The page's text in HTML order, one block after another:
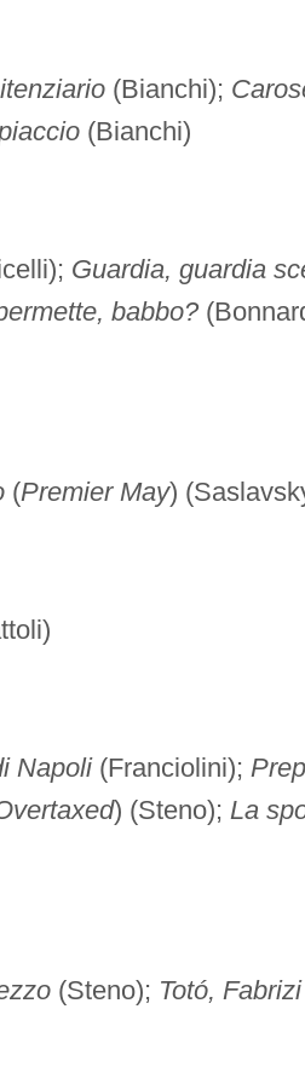
(Bianchi);
(Bianchi)
Guardia, guardia
babbo?
(Premier May)
Napoli(Franciolini);
) (Steno); La
(Steno); Totó,